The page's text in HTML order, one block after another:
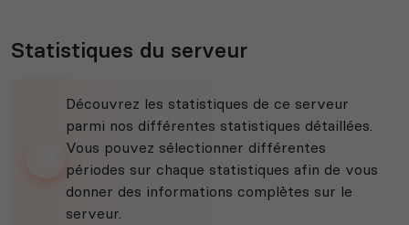
Statistiques du serveur
Découvrez les statistiques de ce serveur
parmi nos différentes statistiques détaillées.
Vous pouvez sélectionner différentes
périodes sur chaque statistiques afin de vous
donner des informations complètes sur le
serveur.